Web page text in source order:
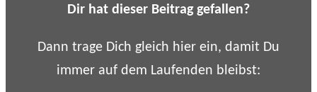
Dir hat dieser Beitrag gefallen?
Dann trage Dich gleich hier ein, damit Du
immer auf dem Laufenden bleibst: